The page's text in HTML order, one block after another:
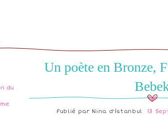
du
Un poète en Bronze,
Publié par Nina d'İstanbul 13